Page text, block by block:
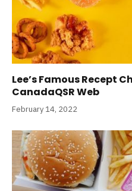
Lee’s Famous Recept
CanadaQSR Web
February 14, 2022